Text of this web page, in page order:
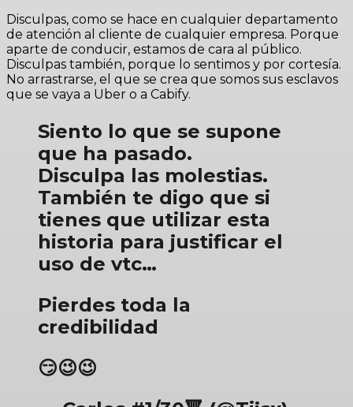
Disculpas, como se hace en cualquier departamento
de atención al cliente de cualquier empresa. Porque
aparte de conducir, estamos de cara al público.
Disculpas también, porque lo sentimos y por cortesía.
No arrastrarse, el que se crea que somos sus esclavos
que se vaya a Uber o a Cabify.
Siento lo que se supone
que ha pasado.
Disculpa las molestias.
También te digo que si
tienes que utilizar esta
historia para justificar el
uso de vtc…
Pierdes toda la
credibilidad
😏😉😉